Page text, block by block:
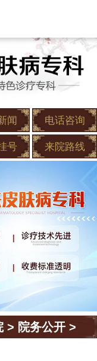
闻 电话咨询
号 来院路线
> 院务公开 >